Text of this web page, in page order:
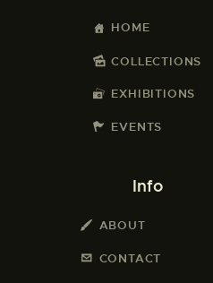
HOME
COLLECTIONS
EXHIBITIONS
EVENTS
Info
ABOUT
CONTACT